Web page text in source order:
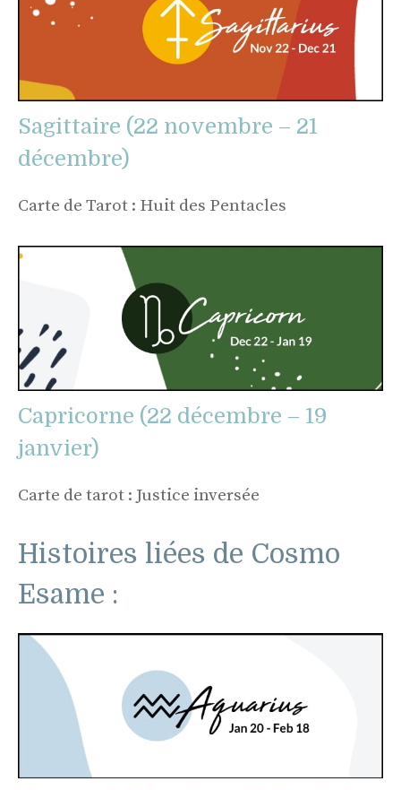
Sagittaire (22 novembre – 21
décembre)
Carte de Tarot : Huit des Pentacles
Capricorne (22 décembre – 19
janvier)
Carte de tarot : Justice inversée
Histoires liées de Cosmo
Esame :